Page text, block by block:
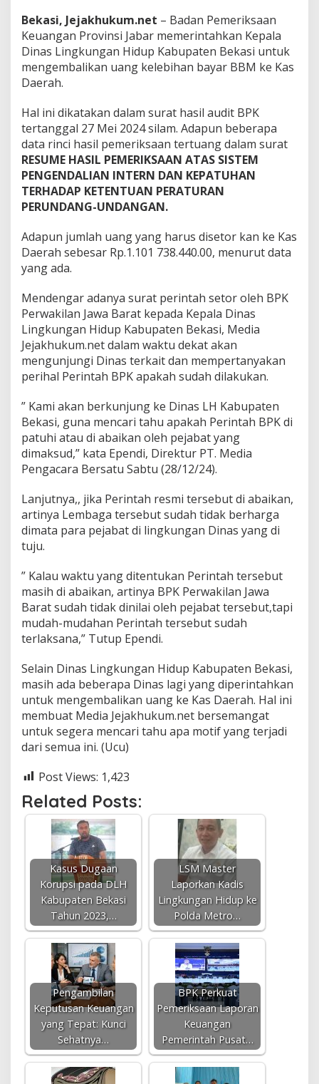
n
g
e
K
d
!
!
Bekasi, Jejakhukum.net – Badan Pemeriksaan
Keuangan Provinsi Jabar memerintahkan Kepala
Dinas Lingkungan Hidup Kabupaten Bekasi untuk
mengembalikan uang kelebihan bayar BBM ke Kas
Daerah.
Hal ini dikatakan dalam surat hasil audit BPK
tertanggal 27 Mei 2024 silam. Adapun beberapa
data rinci hasil pemeriksaan tertuang dalam surat
RESUME HASIL PEMERIKSAAN ATAS SISTEM
PENGENDALIAN INTERN DAN KEPATUHAN
TERHADAP KETENTUAN PERATURAN
PERUNDANG-UNDANGAN.
Adapun jumlah uang yang harus disetor kan ke Kas
Daerah sebesar Rp.1.101 738.440.00, menurut data
yang ada.
Mendengar adanya surat perintah setor oleh BPK
Perwakilan Jawa Barat kepada Kepala Dinas
Lingkungan Hidup Kabupaten Bekasi, Media
Jejakhukum.net dalam waktu dekat akan
mengunjungi Dinas terkait dan mempertanyakan
perihal Perintah BPK apakah sudah dilakukan.
” Kami akan berkunjung ke Dinas LH Kabupaten
Bekasi, guna mencari tahu apakah Perintah BPK di
patuhi atau di abaikan oleh pejabat yang
dimaksud,” kata Ependi, Direktur PT. Media
Pengacara Bersatu Sabtu (28/12/24).
Lanjutnya,, jika Perintah resmi tersebut di abaikan,
artinya Lembaga tersebut sudah tidak berharga
dimata para pejabat di lingkungan Dinas yang di
tuju.
” Kalau waktu yang ditentukan Perintah tersebut
masih di abaikan, artinya BPK Perwakilan Jawa
Barat sudah tidak dinilai oleh pejabat tersebut,tapi
mudah-mudahan Perintah tersebut sudah
terlaksana,” Tutup Ependi.
Selain Dinas Lingkungan Hidup Kabupaten Bekasi,
masih ada beberapa Dinas lagi yang diperintahkan
untuk mengembalikan uang ke Kas Daerah. Hal ini
membuat Media Jejakhukum.net bersemangat
untuk segera mencari tahu apa motif yang terjadi
dari semua ini. (Ucu)
Post Views: 1,423
Related Posts:
Kasus Dugaan
Korupsi pada DLH
Kabupaten Bekasi
Tahun 2023,…
LSM Master
Laporkan Kadis
Lingkungan Hidup ke
Polda Metro…
Pengambilan
Keputusan Keuangan
yang Tepat: Kunci
Sehatnya…
BPK Perkuat
Pemeriksaan Laporan
Keuangan
Pemerintah Pusat…